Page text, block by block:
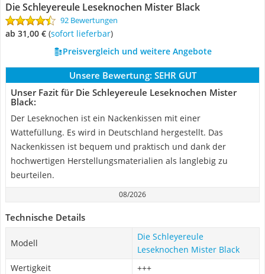
Die Schleyereule Leseknochen Mister Black
92 Bewertungen
ab 31,00 € ( Sofort lieferbar)
Preisvergleich und weitere Angebote
Unsere Bewertung: SEHR GUT
Unser Fazit für Die Schleyereule Leseknochen Mister
Black:
Der Leseknochen ist ein Nackenkissen mit einer
Wattefüllung. Es wird in Deutschland hergestellt. Das
Nackenkissen ist bequem und praktisch und dank der
hochwertigen Herstellungsmaterialien als langlebig zu
beurteilen.
08/2026
Technische Details
Modell
Die Schleyereule
Leseknochen Mister Black
Wertigkeit
+++